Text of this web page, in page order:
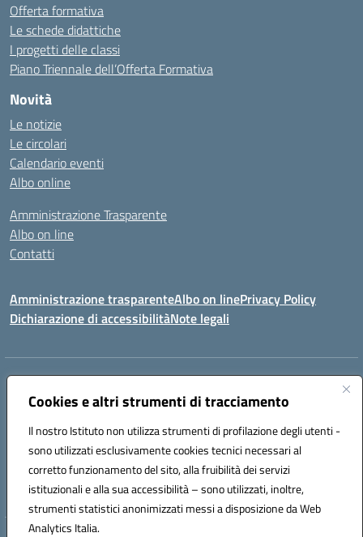
Cookies e altri strumenti di tracciamento
Il nostro Istituto non utilizza strumenti di profilazione degli utenti -
sono utilizzati esclusivamente cookies tecnici necessari al
corretto funzionamento del sito, alla fruibilità dei servizi
istituzionali e alla sua accessibilità – sono utilizzati, inoltre,
strumenti statistici anonimizzati messi a disposizione da Web
Analytics Italia.
Offerta formativa
Le schede didattiche
I progetti delle classi
Piano Triennale dell’Offerta Formativa
Novità
Le notizie
Le circolari
Calendario eventi
Albo online
Amministrazione Trasparente
Albo on line
Contatti
Amministrazione trasparenteAlbo on linePrivacy Policy
Dichiarazione di accessibilitàNote legali
Indirizzo:
Centralino:078170786 Email:caic875002@istruzione.it
Codice fiscale: 90027700922
Codice meccanografico:
CAIC875002
Codice unico di fatturazione (CUF): UFVRG0